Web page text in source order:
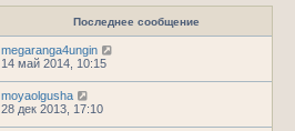
Последнее сообщение
megaranga4ungin
14 май 2014, 10:15
moyaolgusha
28 дек 2013, 17:10